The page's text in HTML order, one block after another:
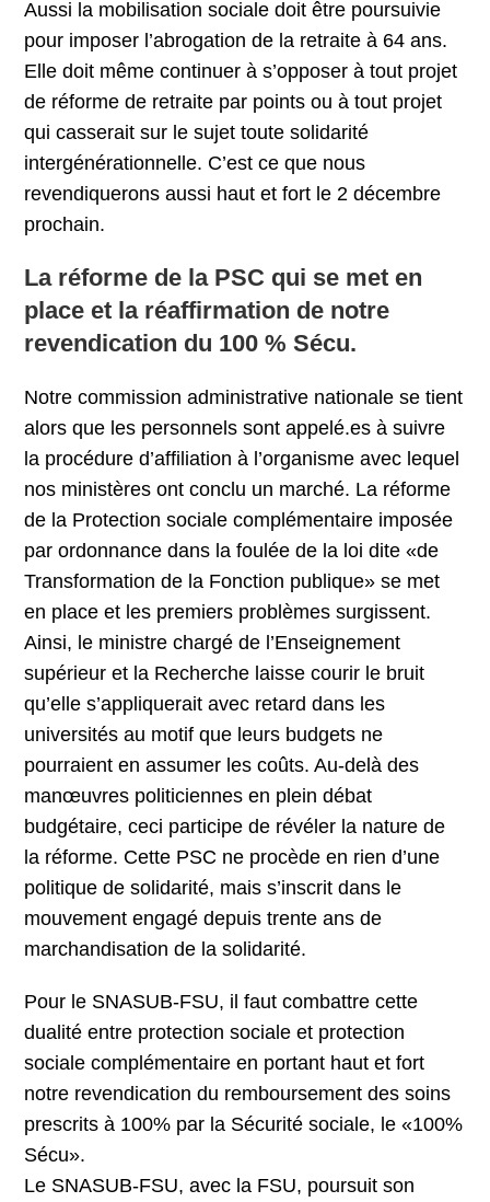
Aussi la mobilisation sociale doit être poursuivie
pour imposer l’abrogation de la retraite à 64 ans.
Elle doit même continuer à s’opposer à tout projet
de réforme de retraite par points ou à tout projet
qui casserait sur le sujet toute solidarité
intergénérationnelle. C’est ce que nous
revendiquerons aussi haut et fort le 2 décembre
prochain.
La réforme de la PSC qui se met en
place et la réaffirmation de notre
revendication du 100 % Sécu.
Notre commission administrative nationale se tient
alors que les personnels sont appelé.es à suivre
la procédure d’affiliation à l’organisme avec lequel
nos ministères ont conclu un marché. La réforme
de la Protection sociale complémentaire imposée
par ordonnance dans la foulée de la loi dite «de
Transformation de la Fonction publique» se met
en place et les premiers problèmes surgissent.
Ainsi, le ministre chargé de l’Enseignement
supérieur et la Recherche laisse courir le bruit
qu’elle s’appliquerait avec retard dans les
universités au motif que leurs budgets ne
pourraient en assumer les coûts. Au-delà des
manœuvres politiciennes en plein débat
budgétaire, ceci participe de révéler la nature de
la réforme. Cette PSC ne procède en rien d’une
politique de solidarité, mais s’inscrit dans le
mouvement engagé depuis trente ans de
marchandisation de la solidarité.
Pour le SNASUB-FSU, il faut combattre cette
dualité entre protection sociale et protection
sociale complémentaire en portant haut et fort
notre revendication du remboursement des soins
prescrits à 100% par la Sécurité sociale, le «100%
Sécu».
Le SNASUB-FSU, avec la FSU, poursuit son